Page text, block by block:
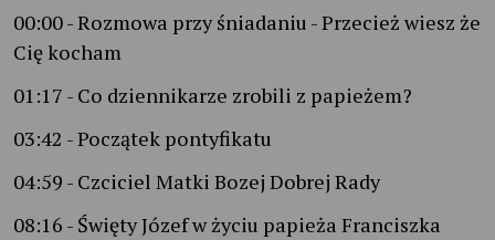
00:00 - Rozmowa przy śniadaniu - Przecież wiesz że
Cię kocham
01:17 - Co dziennikarze zrobili z papieżem?
03:42 - Początek pontyfikatu
04:59 - Czciciel Matki Bozej Dobrej Rady
08:16 - Święty Józef w życiu papieża Franciszka